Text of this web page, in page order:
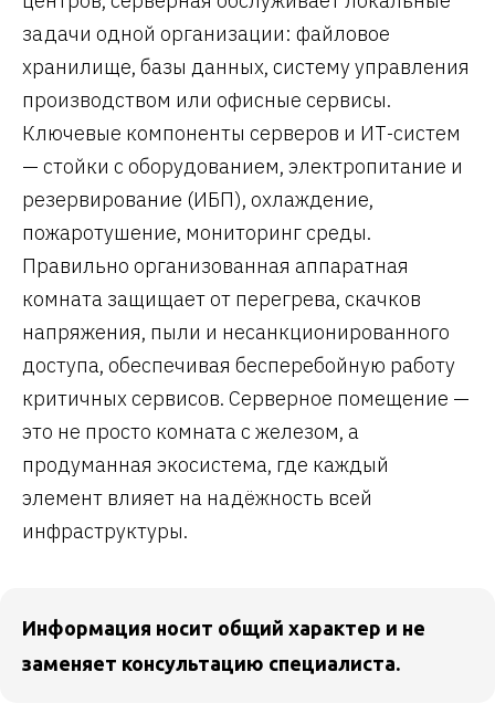
задачи одной организации: файловое
хранилище, базы данных, систему управления
производством или офисные сервисы.
Ключевые компоненты серверов и ИТ-систем
— стойки с оборудованием, электропитание и
резервирование (ИБП), охлаждение,
пожаротушение, мониторинг среды.
Правильно организованная аппаратная
комната защищает от перегрева, скачков
напряжения, пыли и несанкционированного
доступа, обеспечивая бесперебойную работу
критичных сервисов. Серверное помещение —
это не просто комната с железом, а
продуманная экосистема, где каждый
элемент влияет на надёжность всей
инфраструктуры.
Информация носит общий характер и не
заменяет консультацию специалиста.